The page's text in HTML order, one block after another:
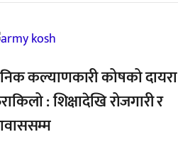
कल्याणकारी कोषको दायरा
: शिक्षादेखि रोजगारी र